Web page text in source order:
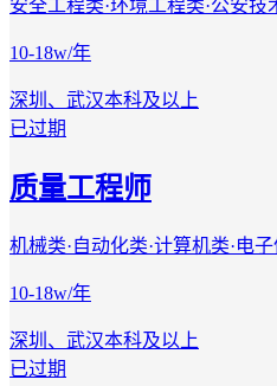
安全工程类·环境工程类·公安技
10-18w/年
深圳、武汉本科及以上
已过期
质量工程师
机械类·自动化类·计算机类·电
10-18w/年
深圳、武汉本科及以上
已过期